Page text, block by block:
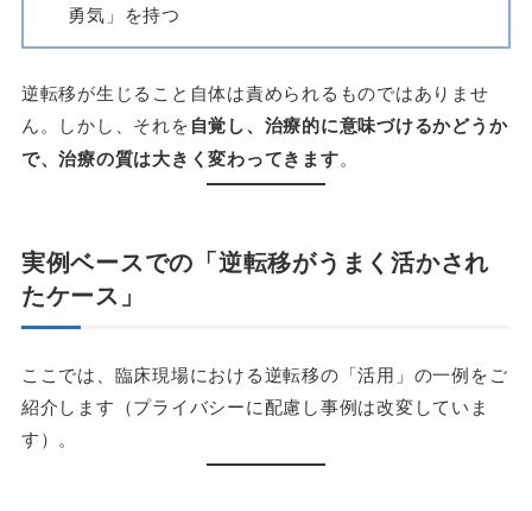
勇気」を持つ
逆転移が生じること自体は責められるものではありませ
ん。しかし、それを自覚し、治療的に意味づけるかどうか
で、治療の質は大きく変わってきます。
実例ベースでの「逆転移がうまく活かされ
たケース」
ここでは、臨床現場における逆転移の「活用」の一例をご
紹介します（プライバシーに配慮し事例は改変していま
す）。